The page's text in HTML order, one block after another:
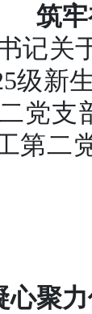
筑
记关
级新
党支
第二
心聚